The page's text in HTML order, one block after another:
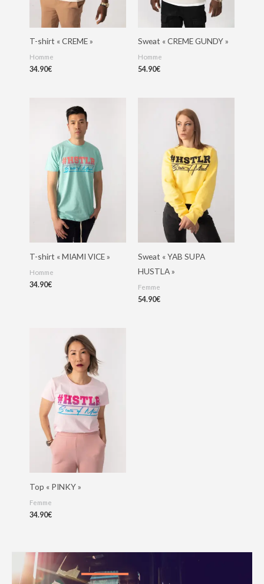
T-shirt « CREME »
Homme
34.90€
Sweat « CREME GUNDY »
Homme
54.90€
T-shirt « MIAMI VICE »
Homme
34.90€
Sweat « YAB SUPA
HUSTLA »
Femme
54.90€
Top « PINKY »
Femme
34.90€